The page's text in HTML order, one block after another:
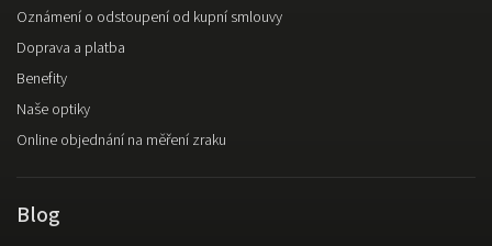
Oznámení o odstoupení od kupní smlouvy
Doprava a platba
Benefity
Naše optiky
Online objednání na měření zraku
Blog